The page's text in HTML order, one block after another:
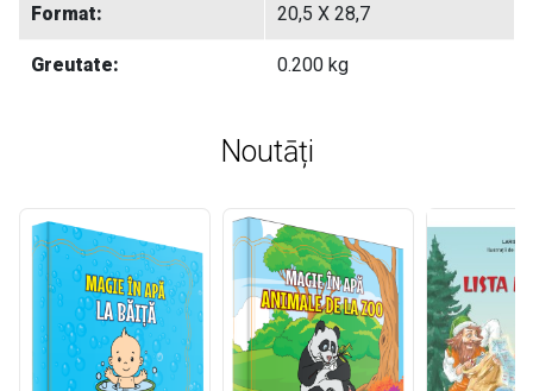
Format: 20,5 X 28,7
Greutate: 0.200 kg
Noutāți